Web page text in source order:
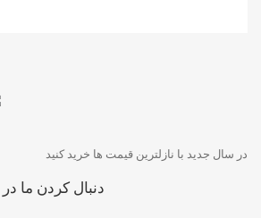
در سال جدید با نازلترین قیمت ها خرید کنید
دنبال کردن ما